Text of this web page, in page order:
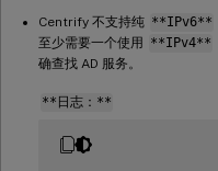
Centrify 不支持纯 **IPv6**
至少需要一个使用
**IPv4**
确查找 AD 服务。
**日志：**